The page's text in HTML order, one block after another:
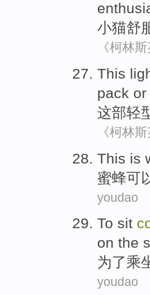
小猫舒
《柯林
This
pack or
这部轻
《柯林
This is
蜜蜂可
youdao
To sit
on the
为了乘
youdao